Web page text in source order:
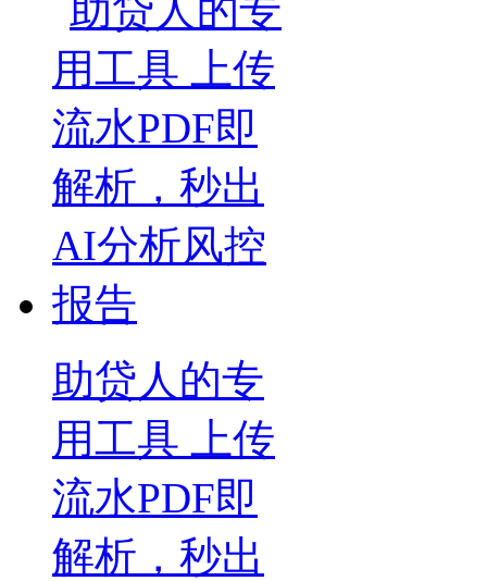
助贷人的专
用工具 上传
流水PDF即
解析，秒出